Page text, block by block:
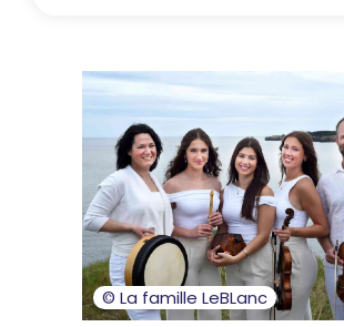
© La famille LeBLanc